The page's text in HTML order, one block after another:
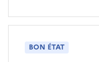
BON ÉTAT